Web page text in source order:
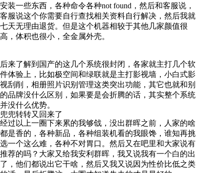
安装一些东西，各种命令各种not found，然后和客服说，
客服说这个你需要自行查找相关资料自行解决，然后我就
七天无理由退货。但是这个机器相较于其他几家颜值很
高，体积也很小，全金属外壳。
后来了解到国产的这几个系统很封闭，各家就主打几个软
件体验上，比如极空间和绿联就是主打影视墙，小白式影
视刮削，相册照片识别管理这类突出功能，其它也就和别
的品牌没什么区别，如果要是会折腾的话，其实整个系统
并没什么优势。
兜兜转转又回来了
经过以上一圈下来累的我够戗，没出群晖之前，人家的啥
都是香的，各种新品，各种组装机看的我眼馋，谁知再挑
选一个这么难，各种不对胃口。然后又在吧里和大家说有
推荐的吗？大家又给我安利群晖，我又说我有一个白的出
了，他们都说出它干啥，然后又我又说因为性价比低之类